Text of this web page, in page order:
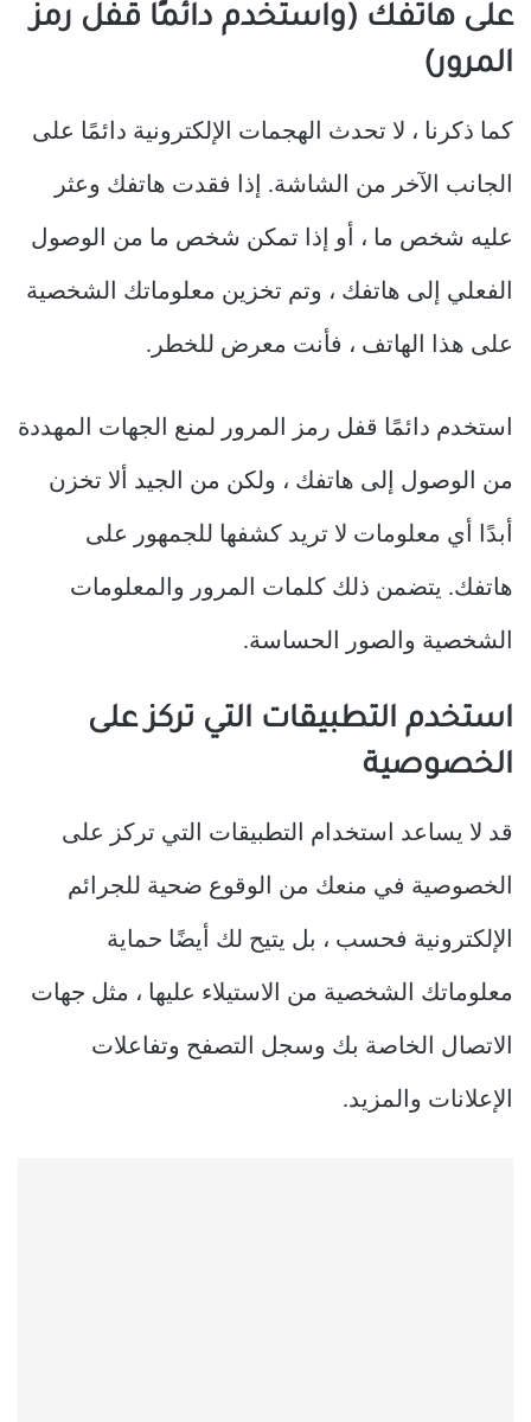
على هاتفك (واستخدم دائمًا قفل رمز
المرور)
كما ذكرنا ، لا تحدث الهجمات الإلكترونية دائمًا على
الجانب الآخر من الشاشة. إذا فقدت هاتفك وعثر
عليه شخص ما ، أو إذا تمكن شخص ما من الوصول
الفعلي إلى هاتفك ، وتم تخزين معلوماتك الشخصية
على هذا الهاتف ، فأنت معرض للخطر.
استخدم دائمًا قفل رمز المرور لمنع الجهات المهددة
من الوصول إلى هاتفك ، ولكن من الجيد ألا تخزن
أبدًا أي معلومات لا تريد كشفها للجمهور على
هاتفك. يتضمن ذلك كلمات المرور والمعلومات
الشخصية والصور الحساسة.
استخدم التطبيقات التي تركز على
الخصوصية
قد لا يساعد استخدام التطبيقات التي تركز على
الخصوصية في منعك من الوقوع ضحية للجرائم
الإلكترونية فحسب ، بل يتيح لك أيضًا حماية
معلوماتك الشخصية من الاستيلاء عليها ، مثل جهات
الاتصال الخاصة بك وسجل التصفح وتفاعلات
الإعلانات والمزيد.